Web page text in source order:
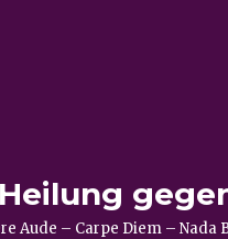
Aude – Carpe Diem – Nada